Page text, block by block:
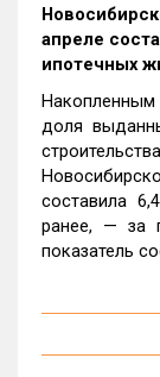
апреле
ипотечных
доля
составила
ранее, — за
показатель